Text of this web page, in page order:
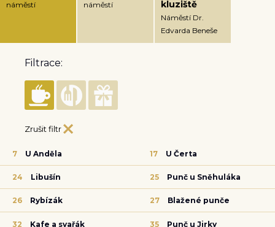
náměstí
náměstí
kluziště
Náměstí Dr.
Edvarda Beneše
Filtrace:
Zrušit filtr
7 U Anděla 17 U Čerta
24 Libušín 25 Punč u Sněhuláka
26 Rybízák 27 Blažené punče
32 Kafe a svařák 35 Punč u Jirky